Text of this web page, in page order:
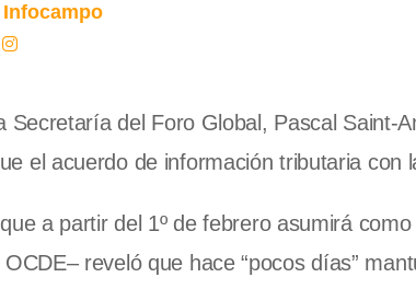
Infocampo
Secretaría del Foro Global, Pascal Saint-
el acuerdo de información tributaria con
a partir del 1º de febrero asumirá
reveló que hace “pocos días”